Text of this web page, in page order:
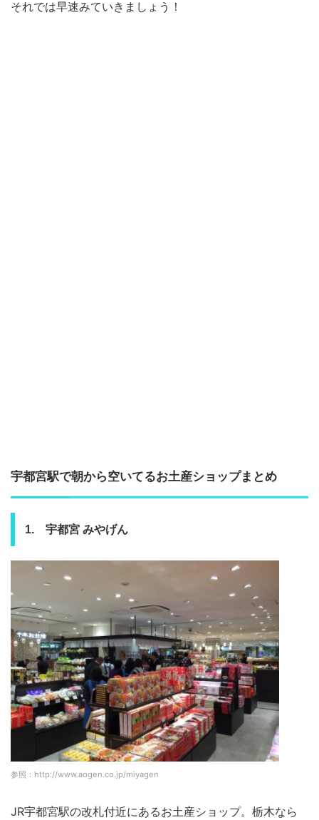
それでは早速みていきましょう！
宇都宮駅で朝から空いてるお土産ショップまとめ
1. 宇都宮 みやげん
参照：http://www.aogen.co.jp/miyagen
JR宇都宮駅の改札付近にあるお土産ショップ。栃木なら